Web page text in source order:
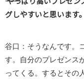
グしやすいと思います。
谷口：そうなんです。
す。自分のプレゼンス
ってくる。するとその